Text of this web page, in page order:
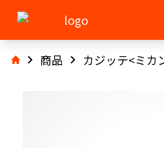
商品 カジッテ<ミカ